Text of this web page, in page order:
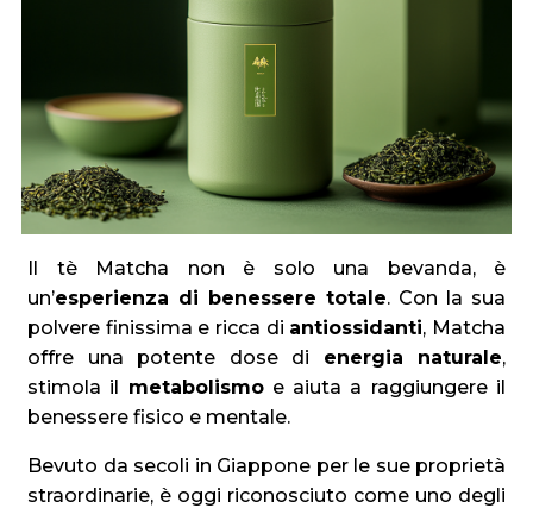
Il tè Matcha non è solo una bevanda, è
un’esperienza di benessere totale. Con la sua
polvere finissima e ricca di antiossidanti, Matcha
offre una potente dose di energia naturale,
stimola il metabolismoe aiuta a raggiungere il
benessere fisico e mentale.
Bevuto da secoli in Giappone per le sue proprietà
straordinarie, è oggi riconosciuto come uno degli